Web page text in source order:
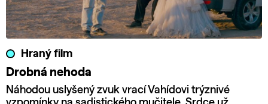
Hraný film
Drobná nehoda
Náhodou uslyšený zvuk vrací Vahídovi trýznivé